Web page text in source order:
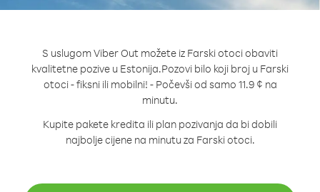
S uslugom Viber Out možete iz Farski otoci obaviti
kvalitetne pozive u Estonija.Pozovi bilo koji broj u Farski
otoci - fiksni ili mobilni! - Počevši od samo 11.9 ¢ na
minutu.
Kupite pakete kredita ili plan pozivanja da bi dobili
najbolje cijene na minutu za Farski otoci.